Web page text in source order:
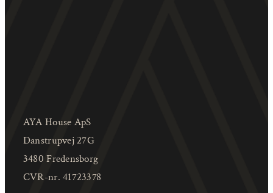
AYA House ApS
Danstrupvej 27G
3480 Fredensborg
CVR-nr. 41723378